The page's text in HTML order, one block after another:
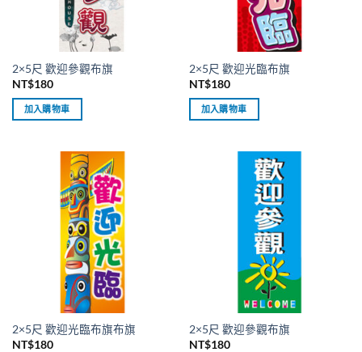
2×5尺 歡迎參觀布旗
NT$180
加入購物車
2×5尺 歡迎光臨布旗
NT$180
加入購物車
2×5尺 歡迎光臨布旗布旗
NT$180
2×5尺 歡迎參觀布旗
NT$180